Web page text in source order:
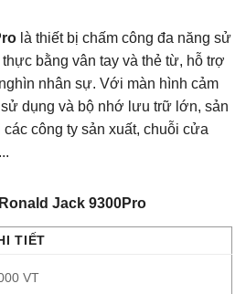
là thiết bị chấm công đa năng sử
bằng vân tay và thẻ từ, hỗ trợ
nhân sự. Với màn hình cảm
dụng và bộ nhớ lưu trữ lớn, sản
công ty sản xuất, chuỗi cửa
Jack 9300Pro
TIẾT
VT